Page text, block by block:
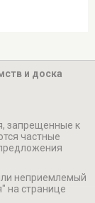
и доска
запрещенные к
частные
неприемлемый
на странице